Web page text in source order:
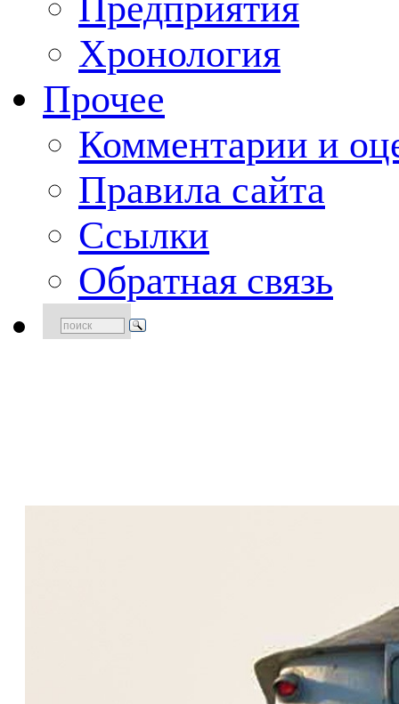
Хронология
Прочее
Комментарии и
Правила сайта
Ссылки
Обратная связь